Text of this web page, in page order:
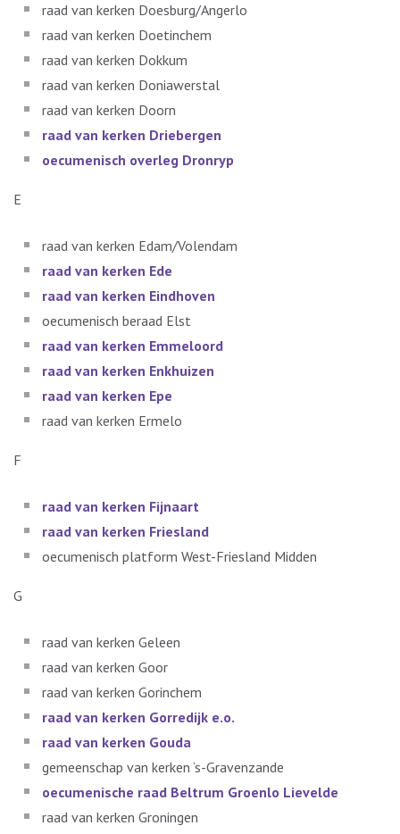
raad van kerken Doesburg/Angerlo
raad van kerken Doetinchem
raad van kerken Dokkum
raad van kerken Doniawerstal
raad van kerken Doorn
raad van kerken Driebergen
oecumenisch overleg Dronryp
E
raad van kerken Edam/Volendam
raad van kerken Ede
raad van kerken Eindhoven
oecumenisch beraad Elst
raad van kerken Emmeloord
raad van kerken Enkhuizen
raad van kerken Epe
raad van kerken Ermelo
F
raad van kerken Fijnaart
raad van kerken Friesland
oecumenisch platform West-Friesland Midden
G
raad van kerken Geleen
raad van kerken Goor
raad van kerken Gorinchem
raad van kerken Gorredijk e.o.
raad van kerken Gouda
gemeenschap van kerken ‘s-Gravenzande
oecumenische raad Beltrum Groenlo Lievelde
raad van kerken Groningen